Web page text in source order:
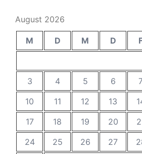
August 2026
M D M D
3
4 5 6
10
11 12 13
17
18 19 20
24
25 26 27